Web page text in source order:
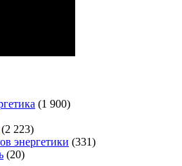
(1 900)
(2 223)
энергетики (331)
(20)